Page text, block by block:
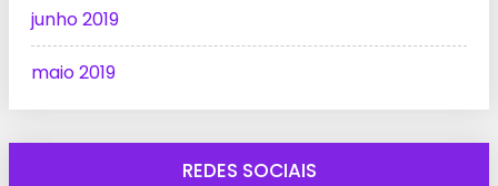
junho 2019
maio 2019
REDES SOCIAIS